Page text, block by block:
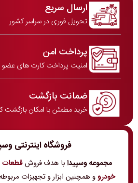
ارسال سریع
تحویل فوری در سراسر کشور
پرداخت امن
امنیت پرداخت کارت های
ضمانت بازگشت
خرید مطمئن با امکان بازگشت
فروشگاه اینترنتی
مجموعه وسپیدا با هدف فروش
خودرو